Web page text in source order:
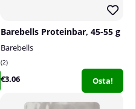
Barebells Proteinbar, 45-55 g
Barebells
2
€3.06 Osta!